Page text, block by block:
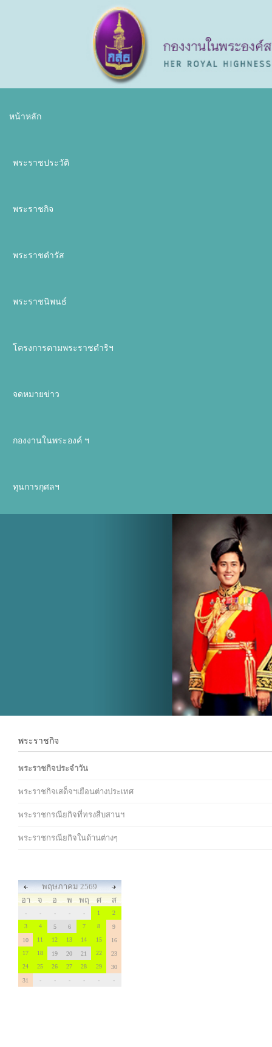
หน้าหลัก
พระราชประวัติ
พระราชกิจ
พระราชดำรัส
พระราชนิพนธ์
โครงการตามพระราชดำริฯ
จดหมายข่าว
กองงานในพระองค์ ฯ
ทุนการกุศลฯ
พระราชกิจ
พระราชกิจประจำวัน
พระราชกิจเสด็จฯเยือนต่างประเทศ
พระราชกรณียกิจที่ทรงสืบสานฯ
พระราชกรณียกิจในด้านต่างๆ
พฤษภาคม 2569
อา
จ อ พ พฤ ศ ส
- - - - - 1
2
3
4 5 6 7 8
9
10
11 12 13 14 15
16
17
18 19 20 21 22
23
24
25 26 27 28 29
30
31
- - - - - -